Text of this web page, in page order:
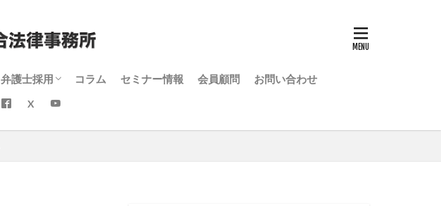
弁護士採用
スタッフ採用
代表インタビュー
コラム セミナー情報 会員顧問
お問い合わせ